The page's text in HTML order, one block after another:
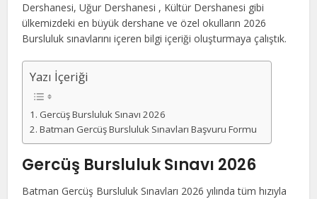
Dershanesi, Uğur Dershanesi , Kültür Dershanesi gibi
ülkemizdeki en büyük dershane ve özel okulların 2026
Bursluluk sınavlarını içeren bilgi içeriği oluşturmaya çalıştık.
Yazı İçeriği
Gercüş Bursluluk Sınavı 2026
Batman Gercüş Bursluluk Sınavları Başvuru Formu
Gercüş Bursluluk Sınavı 2026
Batman Gercüş Bursluluk Sınavları 2026 yılında tüm hızıyla